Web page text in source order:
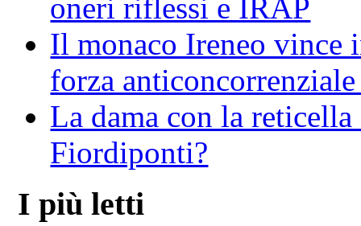
oneri riflessi e IRAP
Il monaco Ireneo vince
forza
La dama con la
Fiordiponti?
I più letti